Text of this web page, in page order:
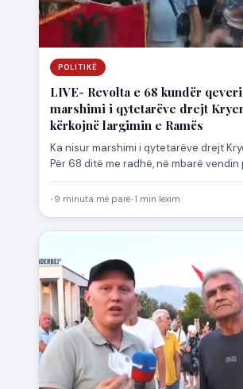
POLITIKË
LIVE- Revolta e 68 kundër
marshimi i qytetarëve drejt
kërkojnë largimin e Ramës
Ka nisur marshimi i qytetarëve drejt
Për 68 ditë me radhë, në mbarë vendin
zhvillohen protesta…
•9 minuta më parë•1 min lexim